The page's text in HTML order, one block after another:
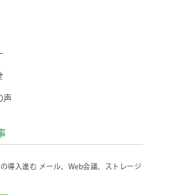
声
導入進む メール、Web会議、ストレージ